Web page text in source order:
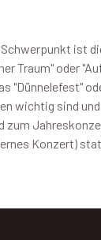
ist
Traum" oder
"Dünnelefest"
wichtig sind
Konzert)